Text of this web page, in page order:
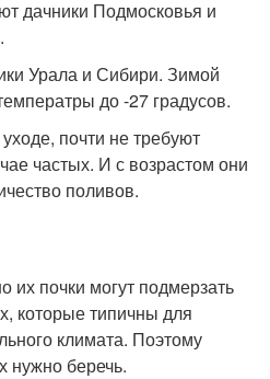
дачники Подмосковья и
Урала и Сибири. Зимой
до -27 градусов.
почти не требуют
частых. И с возрастом они
поливов.
их почки могут подмерзать
которые типичны для
климата. Поэтому
нужно беречь.